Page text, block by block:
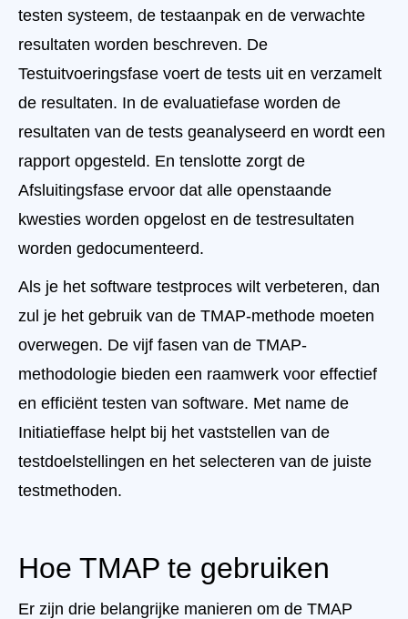
testen systeem, de testaanpak en de verwachte
resultaten worden beschreven. De
Testuitvoeringsfase voert de tests uit en verzamelt
de resultaten. In de evaluatiefase worden de
resultaten van de tests geanalyseerd en wordt een
rapport opgesteld. En tenslotte zorgt de
Afsluitingsfase ervoor dat alle openstaande
kwesties worden opgelost en de testresultaten
worden gedocumenteerd.
Als je het software testproces wilt verbeteren, dan
zul je het gebruik van de TMAP-methode moeten
overwegen. De vijf fasen van de TMAP-
methodologie bieden een raamwerk voor effectief
en efficiënt testen van software. Met name de
Initiatieffase helpt bij het vaststellen van de
testdoelstellingen en het selecteren van de juiste
testmethoden.
Hoe TMAP te gebruiken
Er zijn drie belangrijke manieren om de TMAP